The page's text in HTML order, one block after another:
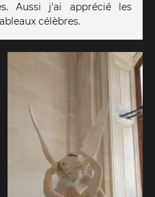
Aussi j'ai apprécié les
célèbres.